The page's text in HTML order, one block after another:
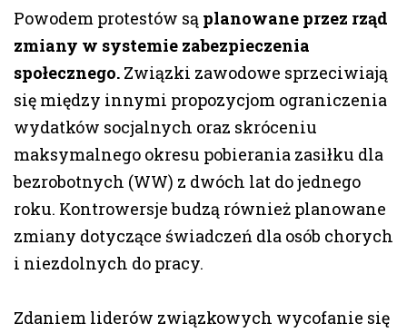
Powodem protestów są planowane przez rząd
zmiany w systemie zabezpieczenia
społecznego. Związki zawodowe sprzeciwiają
się między innymi propozycjom ograniczenia
wydatków socjalnych oraz skróceniu
maksymalnego okresu pobierania zasiłku dla
bezrobotnych (WW) z dwóch lat do jednego
roku. Kontrowersje budzą również planowane
zmiany dotyczące świadczeń dla osób chorych
i niezdolnych do pracy.
Zdaniem liderów związkowych wycofanie się